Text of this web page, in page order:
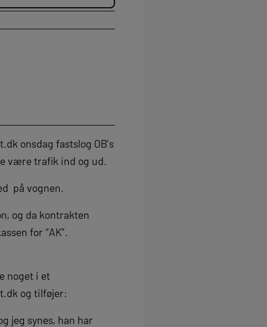
onsdag fastslog OB’s
være trafik ind og ud.
på vognen.
og da kontrakten
for “AK”.
noget i et
og tilføjer:
jeg synes, han har